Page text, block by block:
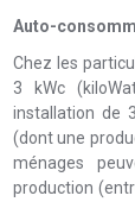
Auto-
Chez les
3 kWc
installation de
(dont une
ménages
production